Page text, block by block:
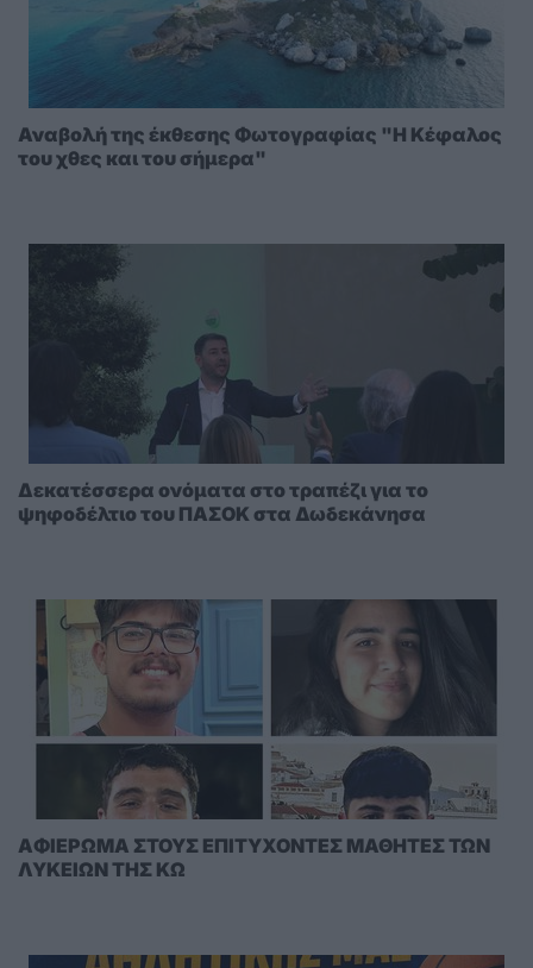
Αναβολή της έκθεσης Φωτογραφίας "Η Κέφαλος
του χθες και του σήμερα"
Δεκατέσσερα ονόματα στο τραπέζι για το
ψηφοδέλτιο του ΠΑΣΟΚ στα Δωδεκάνησα
AΦΙΕΡΩΜΑ ΣΤΟΥΣ ΕΠΙΤΥΧΟΝΤΕΣ ΜΑΘΗΤΕΣ ΤΩΝ
ΛΥΚΕΙΩΝ ΤΗΣ ΚΩ